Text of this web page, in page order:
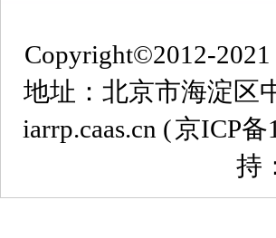
Copyright©2012-
地址：北京市海淀区
iarrp.caas.cn (京ICP备
持